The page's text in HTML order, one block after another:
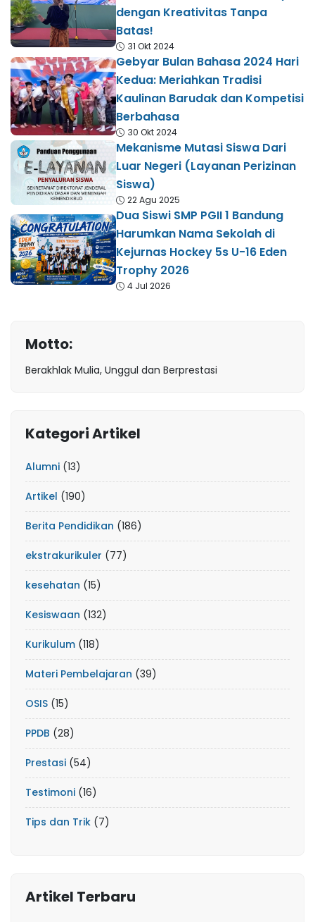
dengan Kreativitas Tanpa
Batas!
31 Okt 2024
Gebyar Bulan Bahasa 2024 Hari
Kedua: Meriahkan Tradisi
Kaulinan Barudak dan Kompetisi
Berbahasa
30 Okt 2024
Mekanisme Mutasi Siswa Dari
Luar Negeri (Layanan Perizinan
Siswa)
22 Agu 2025
Dua Siswi SMP PGII 1 Bandung
Harumkan Nama Sekolah di
Kejurnas Hockey 5s U-16 Eden
Trophy 2026
4 Jul 2026
Motto:
Berakhlak Mulia, Unggul dan Berprestasi
Kategori Artikel
Alumni (13)
Artikel (190)
Berita Pendidikan (186)
ekstrakurikuler (77)
kesehatan (15)
Kesiswaan (132)
Kurikulum (118)
Materi Pembelajaran (39)
OSIS (15)
PPDB (28)
Prestasi (54)
Testimoni (16)
Tips dan Trik (7)
Artikel Terbaru